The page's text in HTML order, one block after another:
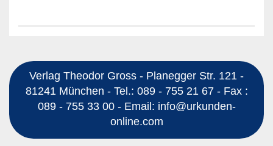
Verlag Theodor Gross - Planegger Str. 121 -
81241 München - Tel.: 089 - 755 21 67 - Fax :
089 - 755 33 00 - Email: info@urkunden-
online.com